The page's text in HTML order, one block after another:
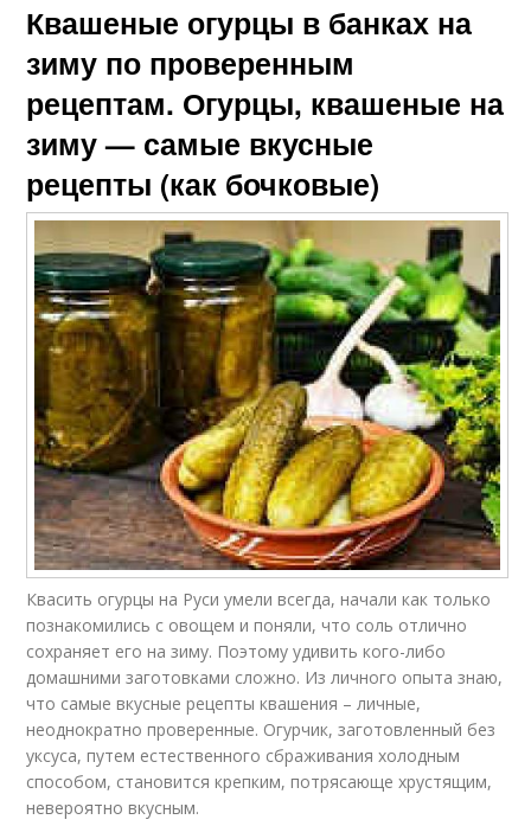
Квашеные огурцы в банках на
зиму по проверенным
рецептам. Огурцы, квашеные на
зиму — самые вкусные
рецепты (как бочковые)
Квасить огурцы на Руси умели всегда, начали как только
познакомились с овощем и поняли, что соль отлично
сохраняет его на зиму. Поэтому удивить кого-либо
домашними заготовками сложно. Из личного опыта знаю,
что самые вкусные рецепты квашения – личные,
неоднократно проверенные. Огурчик, заготовленный без
уксуса, путем естественного сбраживания холодным
способом, становится крепким, потрясающе хрустящим,
невероятно вкусным.